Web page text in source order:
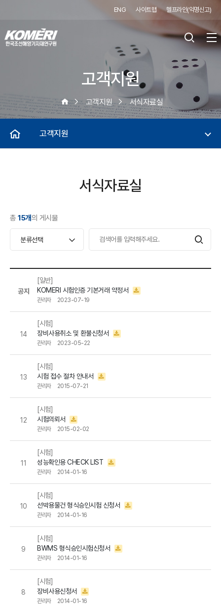
ENG 사이트맵 헬프라인(익명신고)
고객지원
고객지원 서식자료실
고객지원
서식자료실
총 15개의 게시물
공지
[일반]
KOMERI 시험인증 기본거래 약정서
관리자 2023-07-19
14
[시험]
장비사용취소 및 환불신청서
관리자 2023-05-22
13
[시험]
시험 접수 절차 안내서
관리자 2015-07-21
12
[시험]
시험의뢰서
관리자 2015-02-02
11
[시험]
성능확인용 CHECK LIST
관리자 2014-01-16
10
[시험]
선박용물건 형식승인시험 신청서
관리자 2014-01-16
9
[시험]
BWMS 형식승인시험신청서
관리자 2014-01-16
8
[시험]
장비사용신청서
관리자 2014-01-16